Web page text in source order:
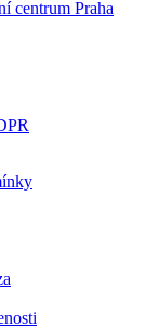
centrum Praha